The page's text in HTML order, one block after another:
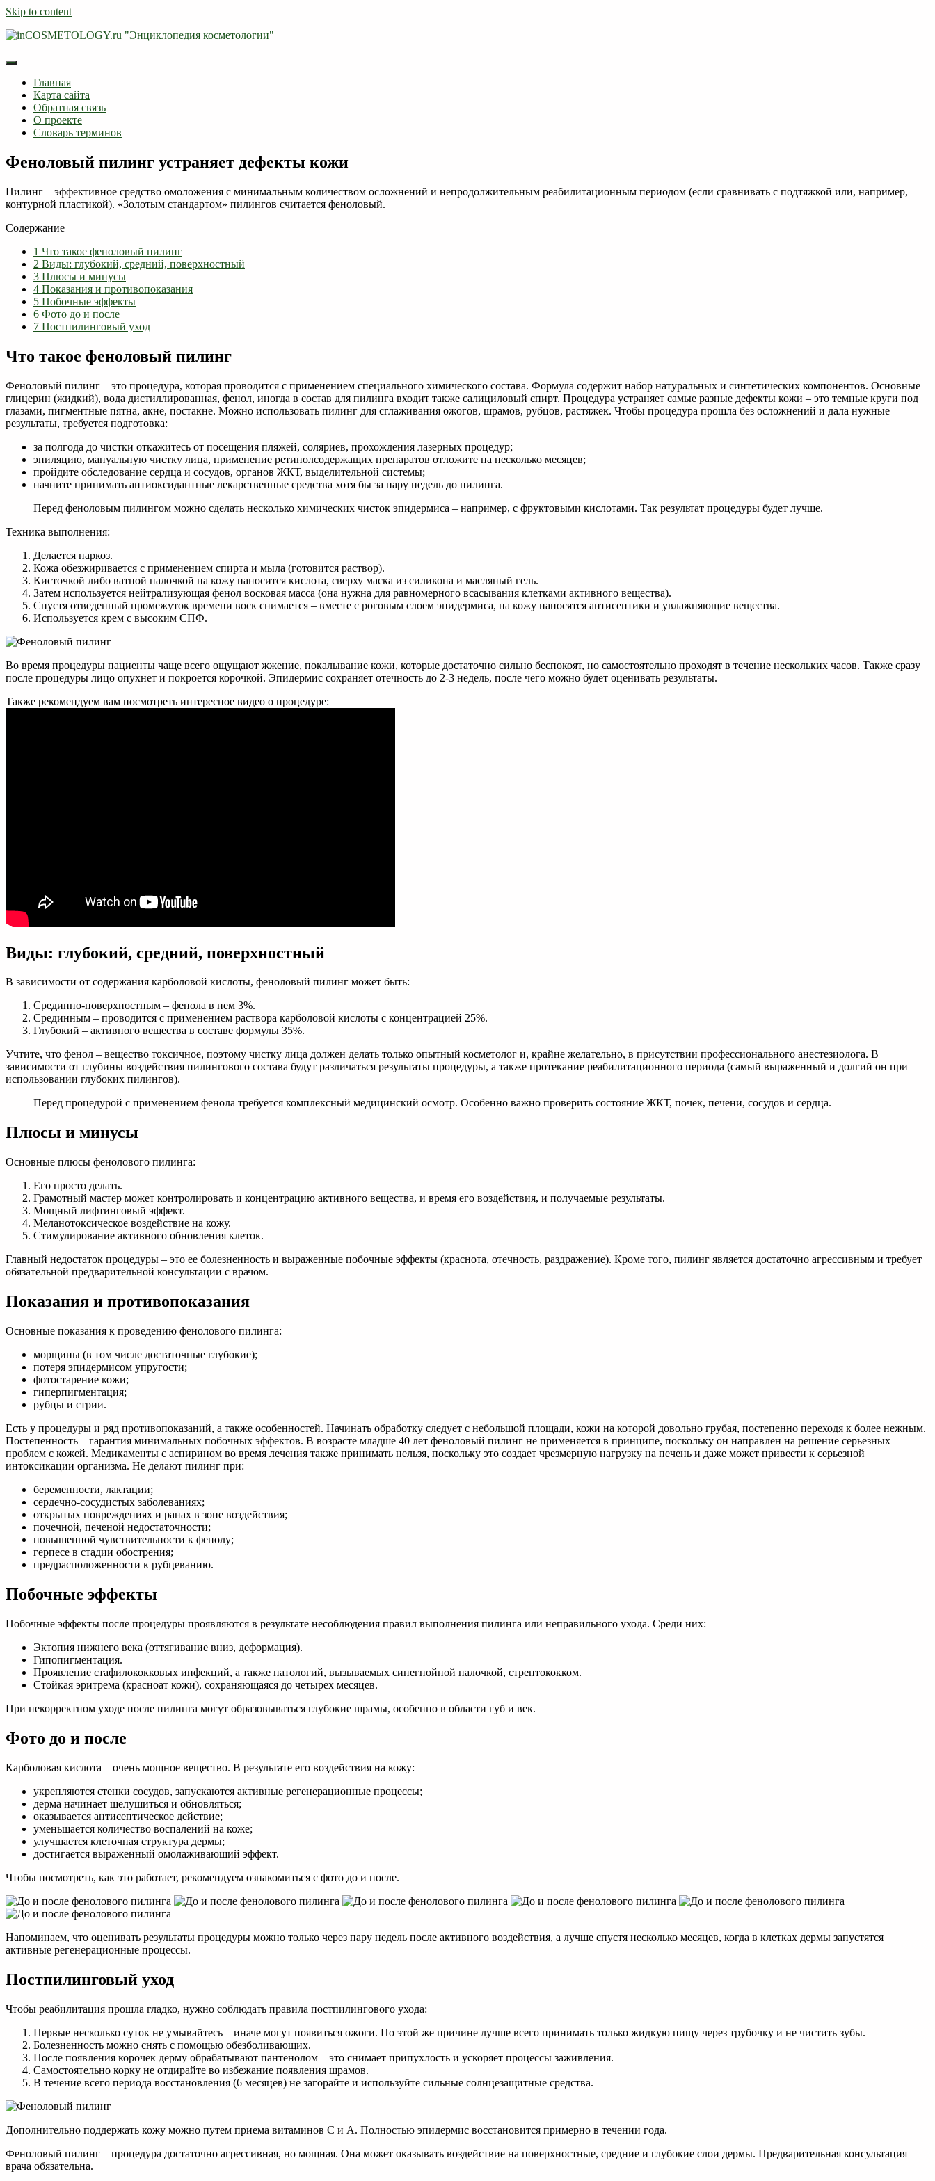
Skip to content
Главная
Карта сайта
Обратная связь
О проекте
Словарь терминов
Феноловый пилинг устраняет дефекты кожи
Пилинг – эффективное средство омоложения с минимальным количеством осложнений и непродолжительным реабилитационным периодом (если сравнивать с подтяжкой или, например,
контурной пластикой). «Золотым стандартом» пилингов считается феноловый.
Содержание
1 Что такое феноловый пилинг
2 Виды: глубокий, средний, поверхностный
3 Плюсы и минусы
4 Показания и противопоказания
5 Побочные эффекты
6 Фото до и после
7 Постпилинговый уход
Что такое феноловый пилинг
Феноловый пилинг – это процедура, которая проводится с применением специального химического состава. Формула содержит набор натуральных и синтетических компонентов. Основные –
глицерин (жидкий), вода дистиллированная, фенол, иногда в состав для пилинга входит также салициловый спирт. Процедура устраняет самые разные дефекты кожи – это темные круги под
глазами, пигментные пятна, акне, постакне. Можно использовать пилинг для сглаживания ожогов, шрамов, рубцов, растяжек. Чтобы процедура прошла без осложнений и дала нужные
результаты, требуется подготовка:
за полгода до чистки откажитесь от посещения пляжей, соляриев, прохождения лазерных процедур;
эпиляцию, мануальную чистку лица, применение ретинолсодержащих препаратов отложите на несколько месяцев;
пройдите обследование сердца и сосудов, органов ЖКТ, выделительной системы;
начните принимать антиоксидантные лекарственные средства хотя бы за пару недель до пилинга.
Перед феноловым пилингом можно сделать несколько химических чисток эпидермиса – например, с фруктовыми кислотами. Так результат процедуры будет лучше.
Техника выполнения:
Делается наркоз.
Кожа обезжиривается с применением спирта и мыла (готовится раствор).
Кисточкой либо ватной палочкой на кожу наносится кислота, сверху маска из силикона и масляный гель.
Затем используется нейтрализующая фенол восковая масса (она нужна для равномерного всасывания клетками активного вещества).
Спустя отведенный промежуток времени воск снимается – вместе с роговым слоем эпидермиса, на кожу наносятся антисептики и увлажняющие вещества.
Используется крем с высоким СПФ.
Во время процедуры пациенты чаще всего ощущают жжение, покалывание кожи, которые достаточно сильно беспокоят, но самостоятельно проходят в течение нескольких часов. Также сразу
после процедуры лицо опухнет и покроется корочкой. Эпидермис сохраняет отечность до 2-3 недель, после чего можно будет оценивать результаты.
Также рекомендуем вам посмотреть интересное видео о процедуре:
Виды: глубокий, средний, поверхностный
В зависимости от содержания карболовой кислоты, феноловый пилинг может быть:
Срединно-поверхностным – фенола в нем 3%.
Срединным – проводится с применением раствора карболовой кислоты с концентрацией 25%.
Глубокий – активного вещества в составе формулы 35%.
Учтите, что фенол – вещество токсичное, поэтому чистку лица должен делать только опытный косметолог и, крайне желательно, в присутствии профессионального анестезиолога. В
зависимости от глубины воздействия пилингового состава будут различаться результаты процедуры, а также протекание реабилитационного периода (самый выраженный и долгий он при
использовании глубоких пилингов).
Перед процедурой с применением фенола требуется комплексный медицинский осмотр. Особенно важно проверить состояние ЖКТ, почек, печени, сосудов и сердца.
Плюсы и минусы
Основные плюсы фенолового пилинга:
Его просто делать.
Грамотный мастер может контролировать и концентрацию активного вещества, и время его воздействия, и получаемые результаты.
Мощный лифтинговый эффект.
Меланотоксическое воздействие на кожу.
Стимулирование активного обновления клеток.
Главный недостаток процедуры – это ее болезненность и выраженные побочные эффекты (краснота, отечность, раздражение). Кроме того, пилинг является достаточно агрессивным и требует
обязательной предварительной консультации с врачом.
Показания и противопоказания
Основные показания к проведению фенолового пилинга:
морщины (в том числе достаточные глубокие);
потеря эпидермисом упругости;
фотостарение кожи;
гиперпигментация;
рубцы и стрии.
Есть у процедуры и ряд противопоказаний, а также особенностей. Начинать обработку следует с небольшой площади, кожи на которой довольно грубая, постепенно переходя к более нежным.
Постепенность – гарантия минимальных побочных эффектов. В возрасте младше 40 лет феноловый пилинг не применяется в принципе, поскольку он направлен на решение серьезных
проблем с кожей. Медикаменты с аспирином во время лечения также принимать нельзя, поскольку это создает чрезмерную нагрузку на печень и даже может привести к серьезной
интоксикации организма. Не делают пилинг при:
беременности, лактации;
сердечно-сосудистых заболеваниях;
открытых повреждениях и ранах в зоне воздействия;
почечной, печеной недостаточности;
повышенной чувствительности к фенолу;
герпесе в стадии обострения;
предрасположенности к рубцеванию.
Побочные эффекты
Побочные эффекты после процедуры проявляются в результате несоблюдения правил выполнения пилинга или неправильного ухода. Среди них:
Эктопия нижнего века (оттягивание вниз, деформация).
Гипопигментация.
Проявление стафилококковых инфекций, а также патологий, вызываемых синегнойной палочкой, стрептококком.
Стойкая эритрема (красноат кожи), сохраняющаяся до четырех месяцев.
При некорректном уходе после пилинга могут образовываться глубокие шрамы, особенно в области губ и век.
Фото до и после
Карболовая кислота – очень мощное вещество. В результате его воздействия на кожу:
укрепляются стенки сосудов, запускаются активные регенерационные процессы;
дерма начинает шелушиться и обновляться;
оказывается антисептическое действие;
уменьшается количество воспалений на коже;
улучшается клеточная структура дермы;
достигается выраженный омолаживающий эффект.
Чтобы посмотреть, как это работает, рекомендуем ознакомиться с фото до и после.
Напоминаем, что оценивать результаты процедуры можно только через пару недель после активного воздействия, а лучше спустя несколько месяцев, когда в клетках дермы запустятся
активные регенерационные процессы.
Постпилинговый уход
Чтобы реабилитация прошла гладко, нужно соблюдать правила постпилингового ухода:
Первые несколько суток не умывайтесь – иначе могут появиться ожоги. По этой же причине лучше всего принимать только жидкую пищу через трубочку и не чистить зубы.
Болезненность можно снять с помощью обезболивающих.
После появления корочек дерму обрабатывают пантенолом – это снимает припухлость и ускоряет процессы заживления.
Самостоятельно корку не отдирайте во избежание появления шрамов.
В течение всего периода восстановления (6 месяцев) не загорайте и используйте сильные солнцезащитные средства.
Дополнительно поддержать кожу можно путем приема витаминов С и А. Полностью эпидермис восстановится примерно в течении года.
Феноловый пилинг – процедура достаточно агрессивная, но мощная. Она может оказывать воздействие на поверхностные, средние и глубокие слои дермы. Предварительная консультация
врача обязательна.